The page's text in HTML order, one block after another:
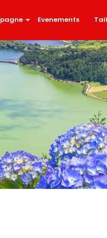
Evenements